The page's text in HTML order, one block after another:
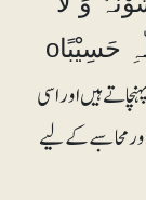
یَخْشَوْنَ اَحَدًا اِلَّا اللّٰہَ وَ کَفٰی بِاللّٰہِ حَسِیْبًاo
ہیں اور اسی
محاسبے کے لیے